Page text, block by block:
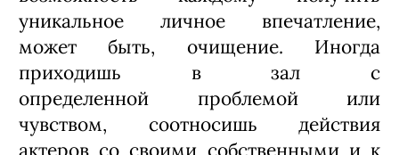
важен. Делать холодную картинку
бессмысленно, ведь спектакль
создается, прежде всего, для зрителя.
Зачем ставить для одного себя или
стайки критиков?